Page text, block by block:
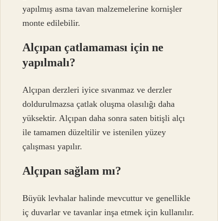
yapılmış asma tavan malzemelerine kornişler
monte edilebilir.
Alçıpan çatlamaması için ne
yapılmalı?
Alçıpan derzleri iyice sıvanmaz ve derzler
doldurulmazsa çatlak oluşma olasılığı daha
yüksektir. Alçıpan daha sonra saten bitişli alçı
ile tamamen düzeltilir ve istenilen yüzey
çalışması yapılır.
Alçıpan sağlam mı?
Büyük levhalar halinde mevcuttur ve genellikle
iç duvarlar ve tavanlar inşa etmek için kullanılır.